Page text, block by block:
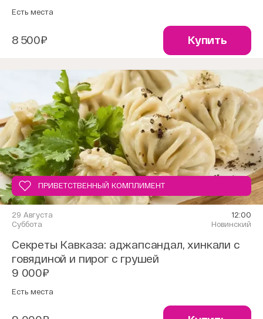
Есть места
8 500₽ Купить
ПРИВЕТСТВЕННЫЙ КОМПЛИМЕНТ
29 Августа
Суббота
12:00
Новинский
Секреты Кавказа: аджапсандал, хинкали с
говядиной и пирог с грушей
9 000₽
Есть места